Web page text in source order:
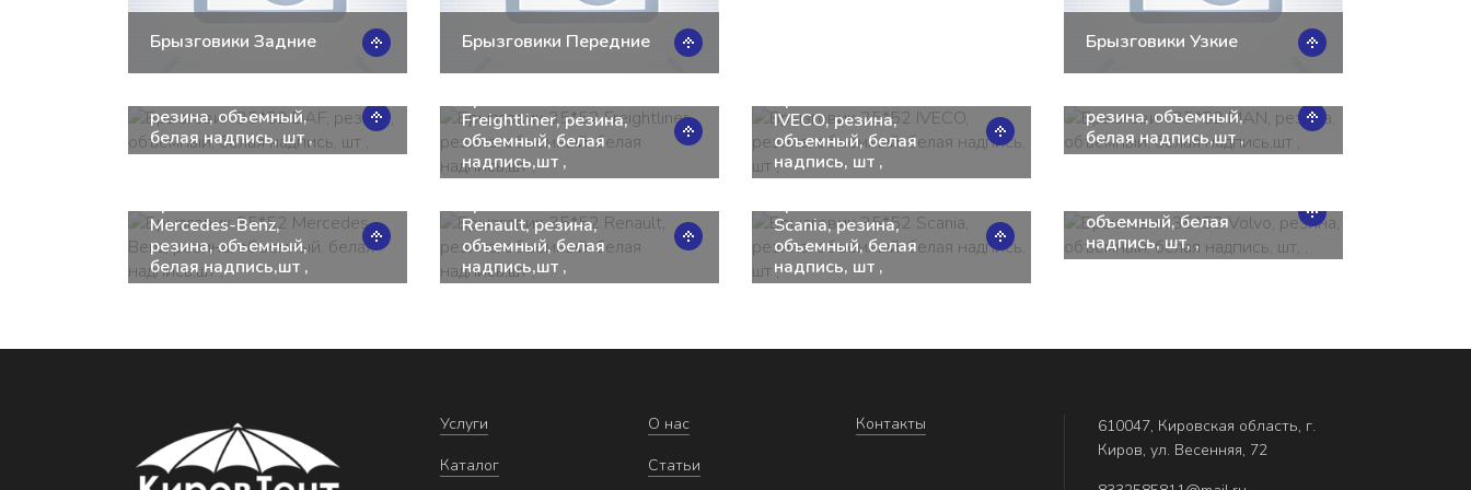
Брызговики Задние Брызговики Передние Брызговики Узкие
резина, объемный,
белая надпись, шт ,
Freightliner, резина,
объемный, белая
надпись,шт ,
IVECO, резина,
объемный, белая
надпись, шт ,
резина, объемный,
белая надпись,шт ,
Mercedes-Benz,
резина, объемный,
белая надпись,шт ,
Renault, резина,
объемный, белая
надпись,шт ,
Scania, резина,
объемный, белая
надпись, шт ,
объемный, белая
надпись, шт, ,
Услуги
Каталог
О нас
Статьи
Контакты
610047, Кировская область, г.
Киров, ул. Весенняя, 72